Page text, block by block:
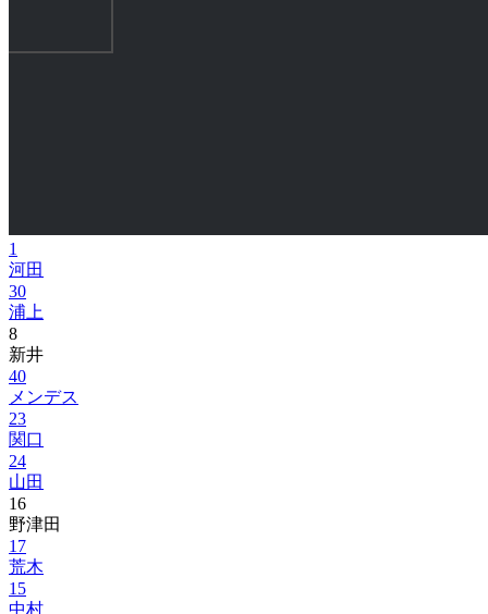
1
河田
30
浦上
8
新井
40
メンデス
23
関口
24
山田
16
野津田
17
荒木
15
中村